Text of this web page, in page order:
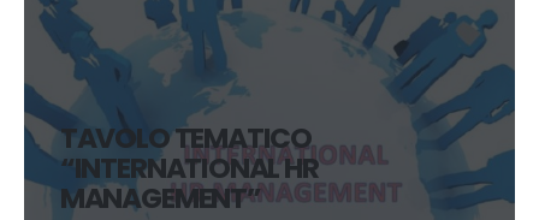
TAVOLO TEMATICO
“INTERNATIONAL HR
MANAGEMENT”